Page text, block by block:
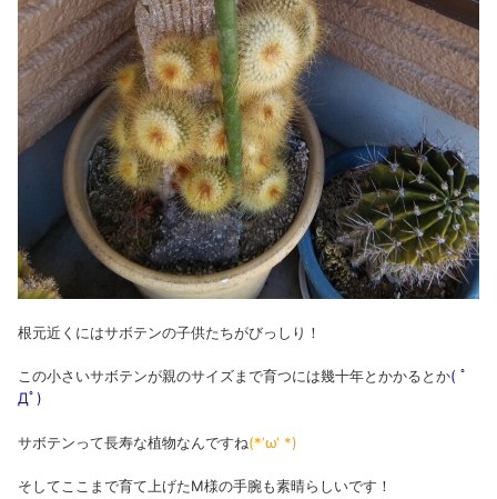
根元近くにはサボテンの子供たちがびっしり！
この小さいサボテンが親のサイズまで育つには幾十年とかかるとか( ﾟ
Дﾟ)
サボテンって長寿な植物なんですね(*‘ω‘ *)
そしてここまで育て上げたM様の手腕も素晴らしいです！